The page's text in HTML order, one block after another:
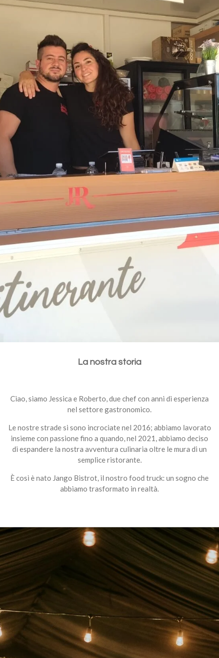
La nostra storia
Ciao, siamo Jessica e Roberto, due chef con anni di esperienza
nel settore gastronomico.
Le nostre strade si sono incrociate nel 2016; abbiamo lavorato
insieme con passione fino a quando, nel 2021, abbiamo deciso
di espandere la nostra avventura culinaria oltre le mura di un
semplice ristorante.
È così è nato Jango Bistrot, il nostro food truck: un sogno che
abbiamo trasformato in realtà.